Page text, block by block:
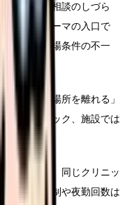
調変化、相談のしづら
、このテーマの入口で
危険、職場条件の不一
す。
に「今の場所を離れる」
、クリニック、施設では
りません。同じクリニッ
も教育体制や夜勤回数は